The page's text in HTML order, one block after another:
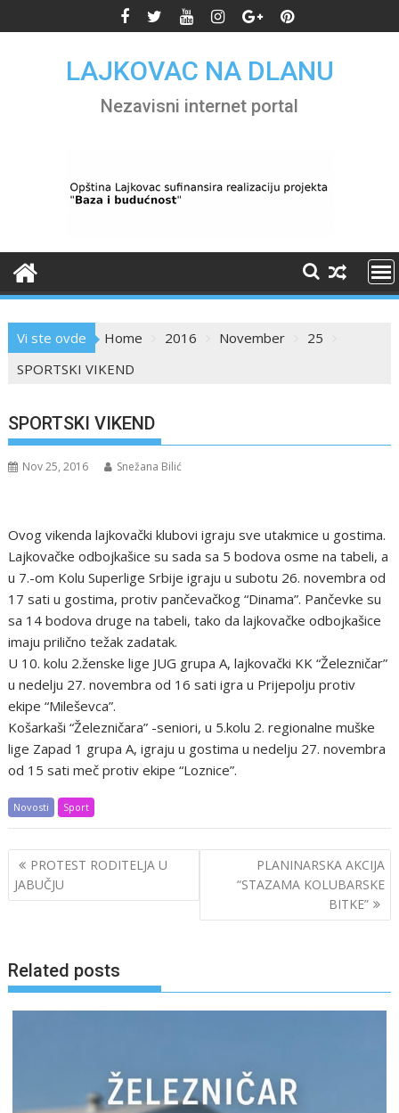
to
LAJKOVAC NA DLANU
Nezavisni internet portal
Vi ste ovde Home 2016 November
25
SPORTSKI VIKEND
SPORTSKI VIKEND
Nov 25, 2016 Snežana Bilić
Ovog vikenda lajkovački klubovi igraju sve utakmice u gostima.
Lajkovačke odbojkašice su sada sa 5 bodova osme na tabeli, a
u 7.-om Kolu Superlige Srbije igraju u subotu 26. novembra od
17 sati u gostima, protiv pančevačkog “Dinama”. Pančevke su
sa 14 bodova druge na tabeli, tako da lajkovačke odbojkašice
imaju prilično težak zadatak.
U 10. kolu 2.ženske lige JUG grupa A, lajkovački KK “Železničar”
u nedelju 27. novembra od 16 sati igra u Prijepolju protiv
ekipe “Mileševca”.
Košarkaši “Železničara” -seniori, u 5.kolu 2. regionalne muške
lige Zapad 1 grupa A, igraju u gostima u nedelju 27. novembra
od 15 sati meč protiv ekipe “Loznice”.
Novosti Sport
Post
navigation
PROTEST RODITELJA U
JABUČJU
PLANINARSKA AKCIJA
“STAZAMA KOLUBARSKE
BITKE”
Related posts